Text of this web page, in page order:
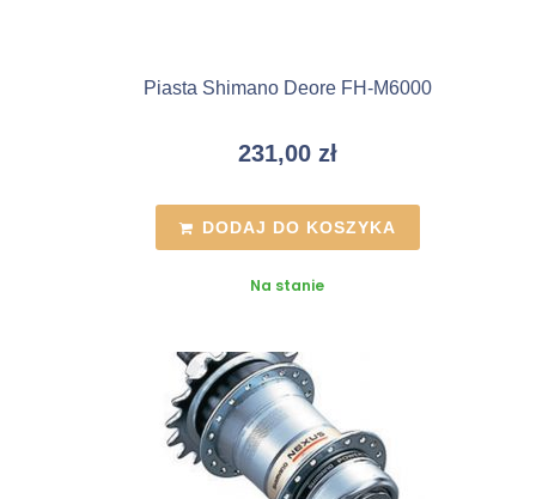
Piasta Shimano Deore FH-M6000
231,00 zł
DODAJ DO KOSZYKA
Na stanie